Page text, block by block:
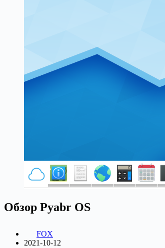
Обзор Pyabr OS
FOX
2021-10-12